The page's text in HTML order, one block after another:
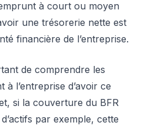
à court ou moyen
une trésorerie nette est
financière de l’entreprise.
de comprendre les
l’entreprise d’avoir ce
si la couverture du BFR
par exemple, cette